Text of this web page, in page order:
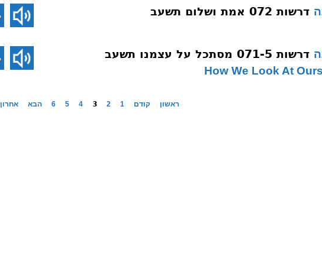
דרשות 072 אמת ושלום תשעב
דרשות 071-5 מסתכל על עצמנו תשעב
How We Look At
ראשון קודם 1
2
3
4
5
6 הבא אחרון